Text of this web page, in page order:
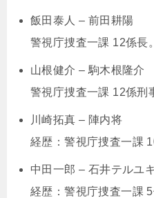
飯田泰人 – 前田耕陽
警視庁捜査一課 12係長。
山根健介 – 駒木根隆介
警視庁捜査一課 12係刑
川崎拓真 – 陣内将
経歴：警視庁捜査一課
中田一郎 – 石井テルユキ
経歴：警視庁捜査一課